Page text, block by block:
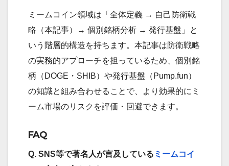
ミームコイン領域は「全体定義 → 自己防衛戦
略（本記事）→ 個別銘柄分析 → 発行基盤」と
いう階層的構造を持ちます。本記事は防衛戦略
の実務的アプローチを担っているため、個別銘
柄（DOGE・SHIB）や発行基盤（Pump.fun）
の知識と組み合わせることで、より効果的にミ
ーム市場のリスクを評価・回避できます。
FAQ
Q. SNS等で著名人が言及している ミームコイ